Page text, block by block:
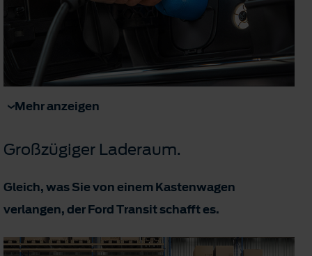
Mehr anzeigen
Großzügiger Laderaum.
Gleich, was Sie von einem Kastenwagen
verlangen, der Ford Transit schafft es.